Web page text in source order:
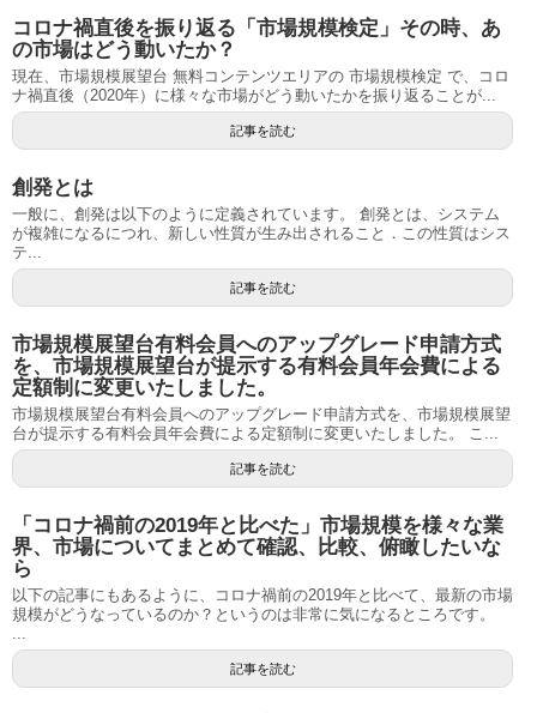
コロナ禍直後を振り返る「市場規模検定」その時、あ
の市場はどう動いたか？
現在、市場規模展望台 無料コンテンツエリアの 市場規模検定 で、コロ
ナ禍直後（2020年）に様々な市場がどう動いたかを振り返ることが...
記事を読む
創発とは
一般に、創発は以下のように定義されています。 創発とは、システム
が複雑になるにつれ、新しい性質が生み出されること．この性質はシス
テ...
記事を読む
市場規模展望台有料会員へのアップグレード申請方式
を、市場規模展望台が提示する有料会員年会費による
定額制に変更いたしました。
市場規模展望台有料会員へのアップグレード申請方式を、市場規模展望
台が提示する有料会員年会費による定額制に変更いたしました。 こ...
記事を読む
「コロナ禍前の2019年と比べた」市場規模を様々な業
界、市場についてまとめて確認、比較、俯瞰したいな
ら
以下の記事にもあるように、コロナ禍前の2019年と比べて、最新の市場
規模がどうなっているのか？というのは非常に気になるところです。
...
記事を読む